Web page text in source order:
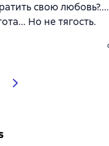
свою любовь?....
Но не тягость.